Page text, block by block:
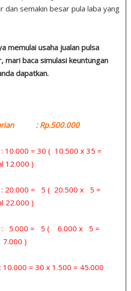
dan semakin besar pula laba yang
memulai usaha jualan pulsa
baca simulasi keuntungan
dapatkan.
: Rp.500.000
: 10.000 = 30 ( 10.500 x 35 =
12.000 )
: 20.000 = 5 ( 20.500 x 5 =
22.000 )
: 5.000 = 5 ( 6.000 x 5 =
7.000 )
= 30 x 1.500 = 45.000